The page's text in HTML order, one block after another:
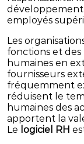
employés
Les
fonctions et des
humaines en
fournisseurs
fréquemment
réduisent le
humaines des
apportent la
Le logiciel RH